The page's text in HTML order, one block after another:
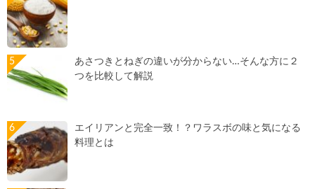
あさつきとねぎの違いが分からない…そんな方に２
つを比較して解説
エイリアンと完全一致！？ワラスボの味と気になる
料理とは